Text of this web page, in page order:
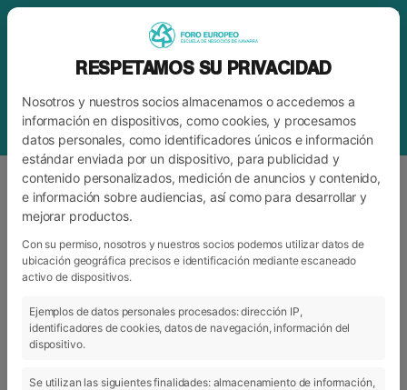
ETIQUETAIDEACIÓN
RESPETAMOS SU PRIVACIDAD
Nosotros y nuestros socios almacenamos o accedemos a
información en dispositivos, como cookies, y procesamos
datos personales, como identificadores únicos e información
estándar enviada por un dispositivo, para publicidad y
contenido personalizados, medición de anuncios y contenido,
e información sobre audiencias, así como para desarrollar y
mejorar productos.
Con su permiso, nosotros y nuestros socios podemos utilizar datos de
ubicación geográfica precisos e identificación mediante escaneado
activo de dispositivos.
Ejemplos de datos personales procesados: dirección IP,
identificadores de cookies, datos de navegación, información del
dispositivo.
Se utilizan las siguientes finalidades: almacenamiento de información,